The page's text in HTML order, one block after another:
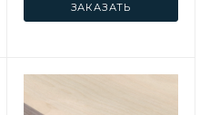
ЗАКАЗАТЬ